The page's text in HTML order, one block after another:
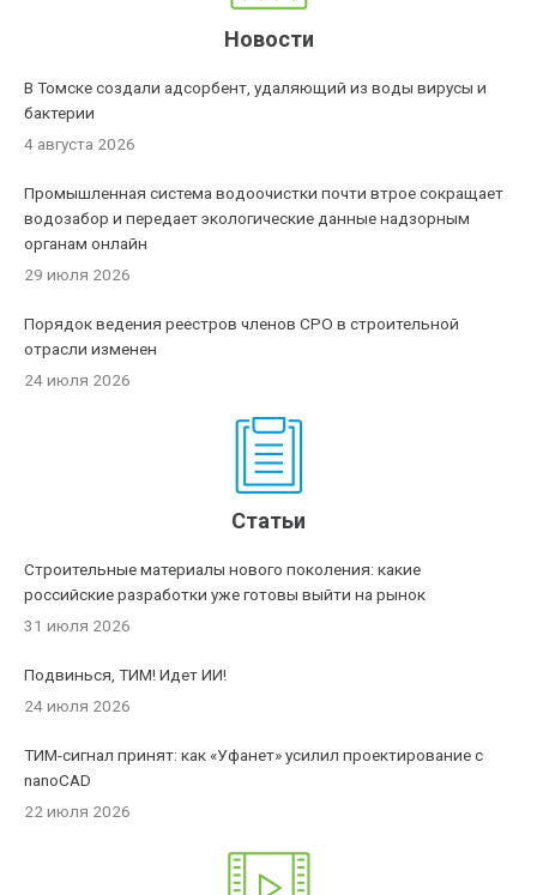
Новости
В Томске создали адсорбент, удаляющий из воды вирусы и
бактерии
4 августа 2026
Промышленная система водоочистки почти втрое сокращает
водозабор и передает экологические данные надзорным
органам онлайн
29 июля 2026
Порядок ведения реестров членов СРО в строительной
отрасли изменен
24 июля 2026
Статьи
Строительные материалы нового поколения: какие
российские разработки уже готовы выйти на рынок
31 июля 2026
Подвинься, ТИМ! Идет ИИ!
24 июля 2026
ТИМ-сигнал принят: как «Уфанет» усилил проектирование с
nanoCAD
22 июля 2026